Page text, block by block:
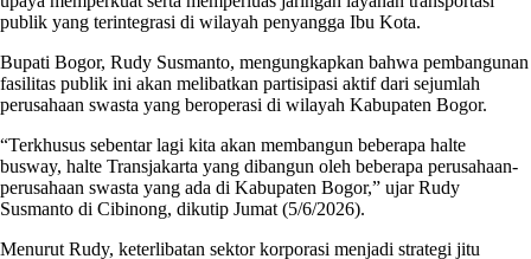
publik yang terintegrasi di wilayah penyangga Ibu Kota.
Bupati Bogor, Rudy Susmanto, mengungkapkan bahwa pembangunan
fasilitas publik ini akan melibatkan partisipasi aktif dari sejumlah
perusahaan swasta yang beroperasi di wilayah Kabupaten Bogor.
“Terkhusus sebentar lagi kita akan membangun beberapa halte
busway, halte Transjakarta yang dibangun oleh beberapa perusahaan-
perusahaan swasta yang ada di Kabupaten Bogor,” ujar Rudy
Susmanto di Cibinong, dikutip Jumat (5/6/2026).
Menurut Rudy, keterlibatan sektor korporasi menjadi strategi jitu